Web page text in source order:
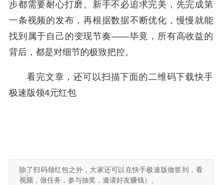
步都需要耐心打磨。新手不必追求完美，先完成第
一条视频的发布，再根据数据不断优化，慢慢就能
找到属于自己的变现节奏——毕竟，所有高收益的
背后，都是对细节的极致把控。
看完文章，还可以扫描下面的二维码下载快手
极速版领4元红包
除了扫码领红包之外，大家还可以在快手极速版做签到，看
视频，做任务，参与抽奖，邀请好友赚钱）。